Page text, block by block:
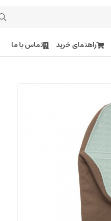
راهنمای خرید تماس با ما